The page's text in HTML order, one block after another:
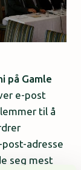
på Gamle
e-post
til å
adresse
seg mest